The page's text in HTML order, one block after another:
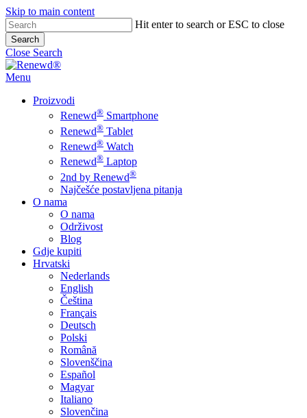
Skip to main content
Hit enter to search or ESC to close
Search
Close Search
Menu
Proizvodi
Renewd® Smartphone
Renewd® Tablet
Renewd® Watch
Renewd® Laptop
2nd by Renewd®
Najčešće postavljena pitanja
O nama
O nama
Održivost
Blog
Gdje kupiti
Hrvatski
Nederlands
English
Čeština
Français
Deutsch
Polski
Română
Slovenščina
Español
Magyar
Italiano
Slovenčina